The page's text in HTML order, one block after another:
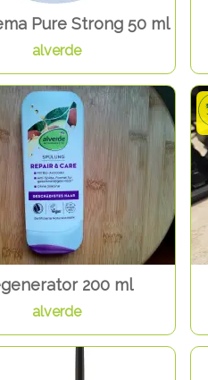
Pure Strong 50 ml
alverde
200 ml
alverde